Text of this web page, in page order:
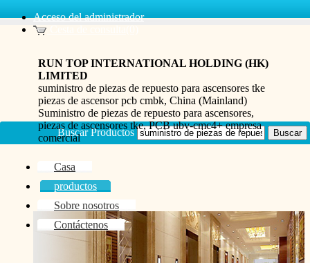
Acceso del administrador
RUN TOP INTERNATIONAL HOLDING (HK)
LIMITED
suministro de piezas de repuesto para ascensores tke
piezas de ascensor pcb cmbk, China (Mainland)
Suministro de piezas de repuesto para ascensores,
piezas de ascensores tke, PCB ubv-cmc4+ empresa
comercial
Casa
productos
Sobre nosotros
Contáctenos
Buscar Productos